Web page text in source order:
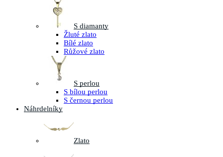
S diamanty
Žluté zlato
Bílé zlato
Růžové zlato
S perlou
S bílou perlou
S černou perlou
Náhrdelníky
Zlato